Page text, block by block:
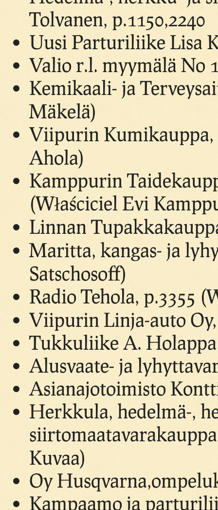
Tolvanen, p.1150,2240
Uusi Parturiliike Lisa
Valio r.l. myymälä No
Kemikaali- ja
Mäkelä)
Viipurin Kumikauppa,
Ahola)
Kamppurin
(Właściciel Evi
Linnan
Maritta, kangas- ja
Satschosoff)
Radio Tehola, p.3355
Viipurin Linja-auto Oy,
Tukkuliike A.
Alusvaate- ja
Asianajotoimisto
Herkkula, hedelmä-,
Kuvaa)
Oy
Kampaamo ja